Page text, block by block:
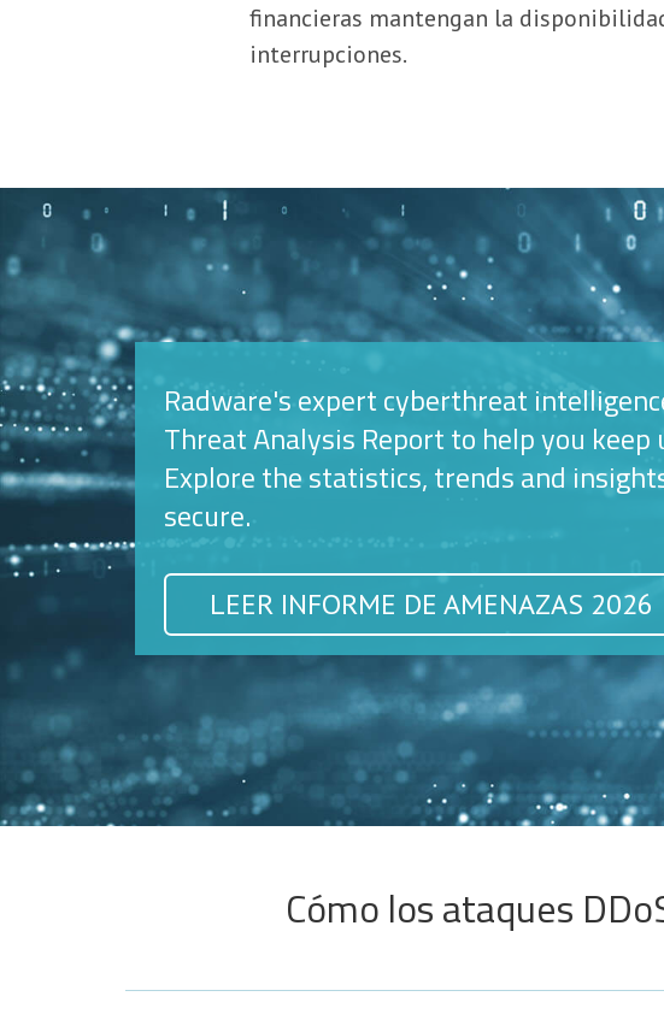
financieras mantengan la
interrupciones.
Radware's expert cyberthreat
Threat Analysis Report to help you
Explore the statistics, trends and
secure.
LEER INFORME DE AMENAZAS 2026
Cómo los ataques